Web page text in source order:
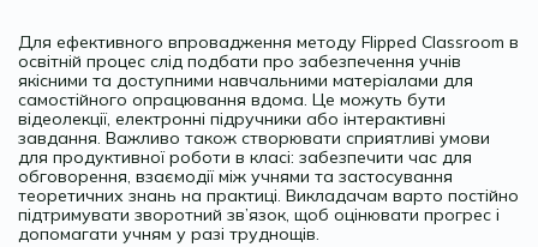
Для ефективного впровадження методу Flipped Classroom в
освітній процес слід подбати про забезпечення учнів
якісними та доступними навчальними матеріалами для
самостійного опрацювання вдома. Це можуть бути
відеолекції, електронні підручники або інтерактивні
завдання. Важливо також створювати сприятливі умови
для продуктивної роботи в класі: забезпечити час для
обговорення, взаємодії між учнями та застосування
теоретичних знань на практиці. Викладачам варто постійно
підтримувати зворотний зв’язок, щоб оцінювати прогрес і
допомагати учням у разі труднощів.